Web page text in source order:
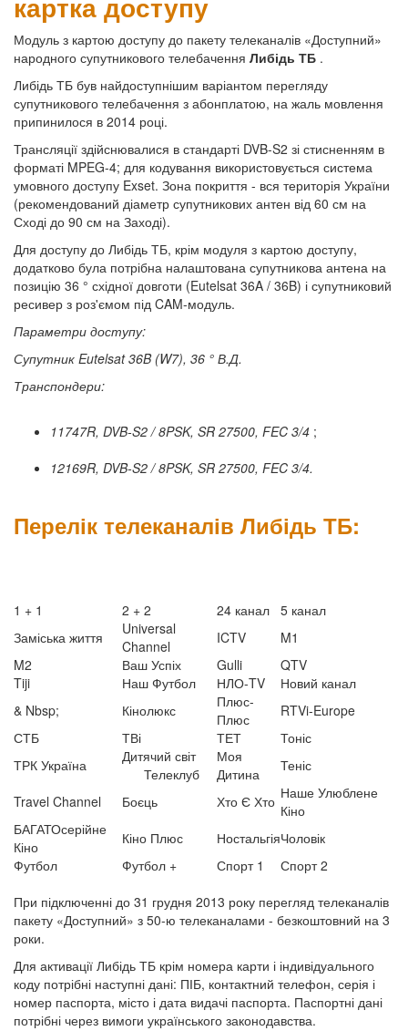
Модуль з картою доступу до пакету телеканалів «Доступний»
народного супутникового телебачення Либідь ТБ .
Либідь ТБ був найдоступнішим варіантом перегляду
супутникового телебачення з абонплатою, на жаль мовлення
припинилося в 2014 році.
Трансляції здійснювалися в стандарті DVB-S2 зі стисненням в
форматі MPEG-4; для кодування використовується система
умовного доступу Exset. Зона покриття - вся територія України
(рекомендований діаметр супутникових антен від 60 см на
Сході до 90 см на Заході).
Для доступу до Либідь ТБ, крім модуля з картою доступу,
додатково була потрібна налаштована супутникова антена на
позицію 36 ° східної довготи (Eutelsat 36A / 36B) і супутниковий
ресивер з роз'ємом під CAM-модуль.
Параметри доступу:
Супутник Eutelsat 36B (W7), 36 ° В.Д.
Транспондери:
11747R, DVB-S2 / 8PSK, SR 27500, FEC 3/4 ;
12169R, DVB-S2 / 8PSK, SR 27500, FEC 3/4.
Перелік телеканалів Либідь ТБ:
1 + 1 2 + 2 24 канал 5 канал
Заміська життя
Universal
Channel
ICTV
M1
M2
Ваш Успіх Gulli
QTV
Tiji
Наш Футбол НЛО-TV
Новий канал
& Nbsp;
Кінолюкс
Плюс-
Плюс
RTVi-Europe
СТБ
ТВі ТЕТ
Тоніс
ТРК Україна
Дитячий світ
Телеклуб
Моя
Дитина
Теніс
Travel Channel
Боєць Хто Є Хто Наше Улюблене
Кіно
БАГАТОсерійне
Кіно
Кіно Плюс НостальгіяЧоловік
Футбол
Футбол + Спорт 1
Спорт 2
При підключенні до 31 грудня 2013 року перегляд телеканалів
пакету «Доступний» з 50-ю телеканалами - безкоштовний на 3
роки.
Для активації Либідь ТБ крім номера карти і індивідуального
коду потрібні наступні дані: ПІБ, контактний телефон, серія і
номер паспорта, місто і дата видачі паспорта. Паспортні дані
потрібні через вимоги українського законодавства.